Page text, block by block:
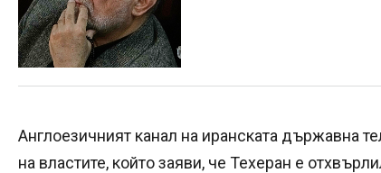
Англоезичният канал на иранската държавна
на властите, който заяви, че Техеран е